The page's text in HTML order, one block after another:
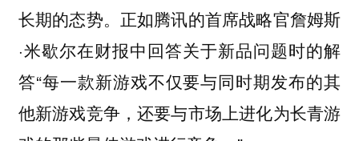
长期的态势。正如腾讯的首席战略官詹姆斯
·米歇尔在财报中回答关于新品问题时的解
答“每一款新游戏不仅要与同时期发布的其
他新游戏竞争，还要与市场上进化为长青游